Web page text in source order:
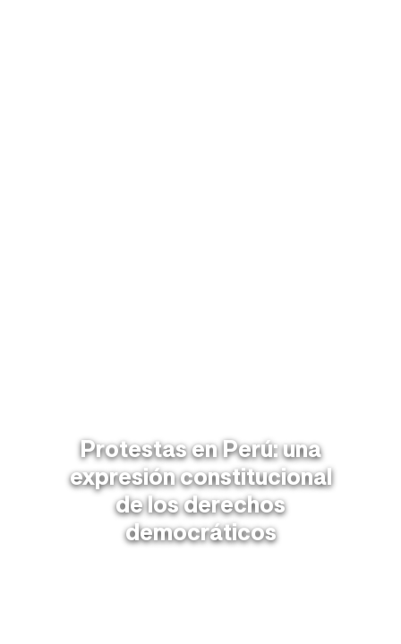
Protestas en Perú: una
expresión constitucional
de los derechos
democráticos